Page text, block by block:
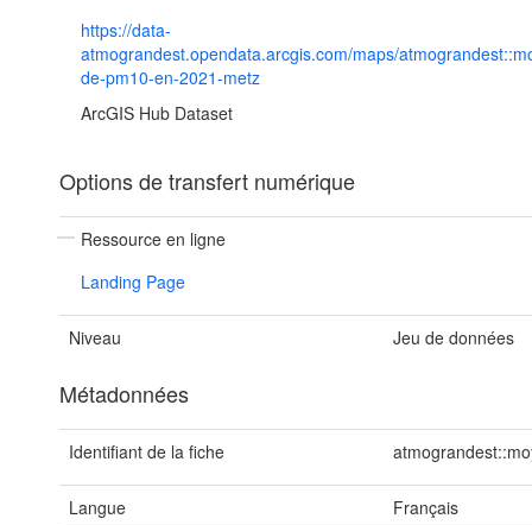
https://data-
atmograndest.opendata.arcgis.com/maps/
de-pm10-en-2021-metz
ArcGIS Hub Dataset
Options de transfert numérique
Ressource en ligne
Landing Page
Niveau Jeu de données
Métadonnées
Identifiant de la fiche
Langue
Français